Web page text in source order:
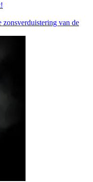
zonsverduistering van de